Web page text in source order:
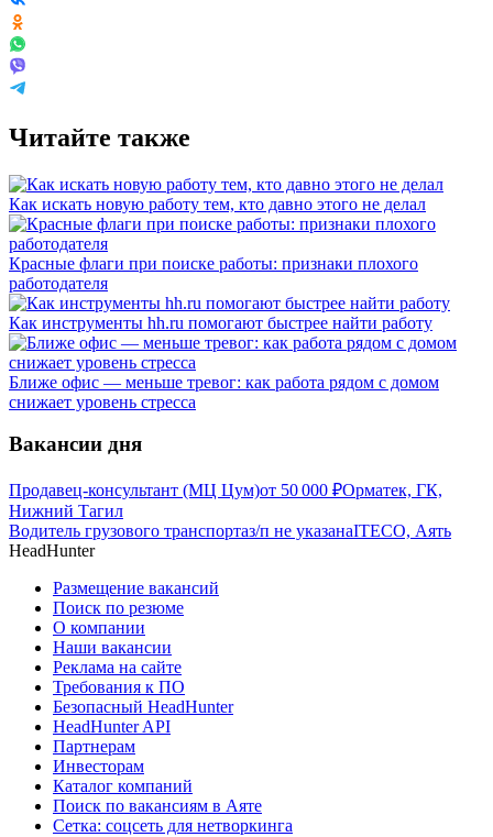
Читайте также
Как искать новую работу тем, кто давно этого не делал
Красные флаги при поиске работы: признаки плохого
работодателя
Как инструменты hh.ru помогают быстрее найти работу
Ближе офис — меньше тревог: как работа рядом с домом
снижает уровень стресса
Вакансии дня
Продавец-консультант (МЦ Цум)от 50 000 ₽Орматек, ГК,
Нижний Тагил
Водитель грузового транспортаз/п не указанаITECO, Аять
HeadHunter
Размещение вакансий
Поиск по резюме
О компании
Наши вакансии
Реклама на сайте
Требования к ПО
Безопасный HeadHunter
HeadHunter API
Партнерам
Инвесторам
Каталог компаний
Поиск по вакансиям в Аяте
Сетка: соцсеть для нетворкинга